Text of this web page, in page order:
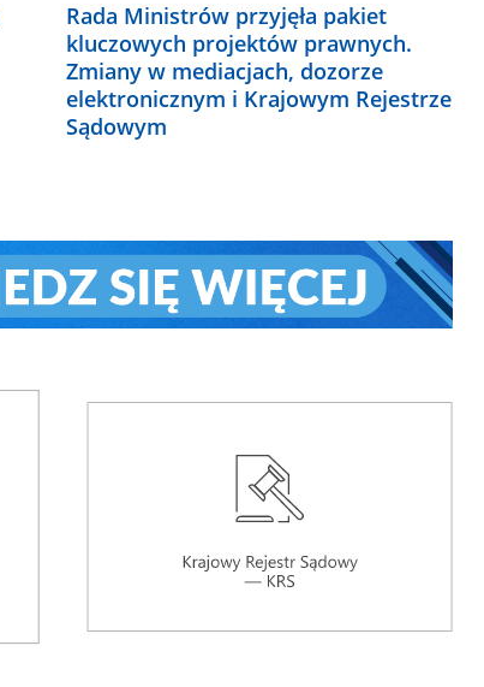
Rada Ministrów przyjęła pakiet
kluczowych projektów prawnych.
Zmiany w mediacjach, dozorze
elektronicznym i Krajowym Rejestrze
Sądowym